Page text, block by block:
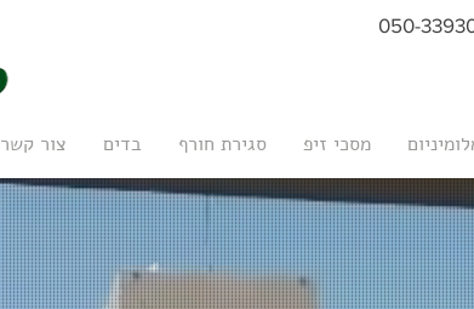
מסכי זיפ סגירת חורף בדים צור קשר